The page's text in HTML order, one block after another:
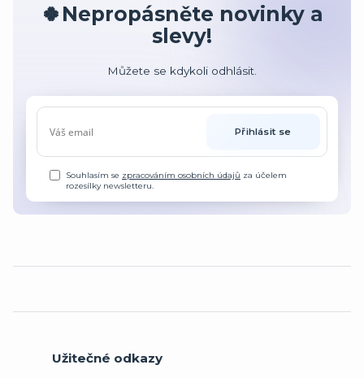
🍀Nepropásněte novinky a
slevy!
Můžete se kdykoli odhlásit.
Přihlásit se
Souhlasím se zpracováním osobních údajů za účelem
rozesílky newsletteru.
Užitečné odkazy